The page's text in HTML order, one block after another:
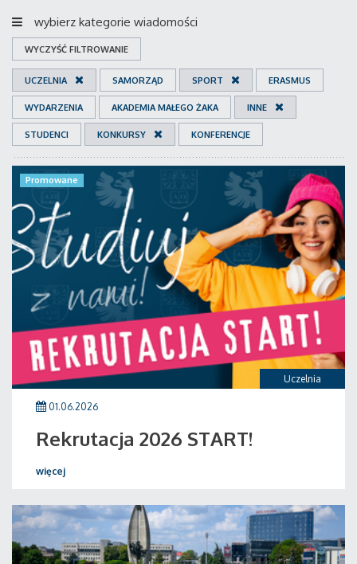
wybierz kategorie wiadomości
WYCZYŚĆ FILTROWANIE
UCZELNIA SAMORZĄD SPORT ERASMUS
WYDARZENIA AKADEMIA MAŁEGO ŻAKA INNE
STUDENCI KONKURSY KONFERENCJE
Uczelnia
Promowane
01.06.2026
Rekrutacja 2026 START!
więcej